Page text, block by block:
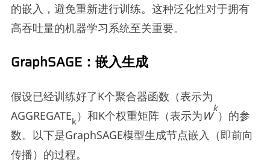
的嵌入，避免重新进行训练。这种泛化性对于拥有
高吞吐量的机器学习系统至关重要。
GraphSAGE：嵌入生成
假设已经训练好了K个聚合器函数（表示为
AGGREGATEk）和K个权重矩阵（表示为W
k
）的参
数。以下是GraphSAGE模型生成节点嵌入（即前向
传播）的过程。